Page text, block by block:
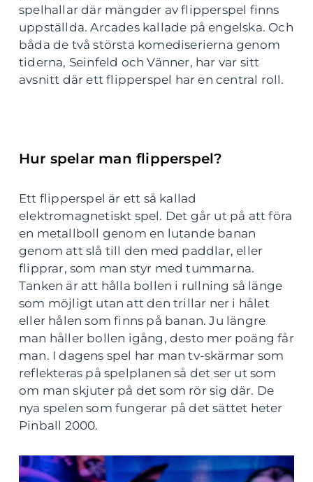
spelhallar där mängder av flipperspel finns
uppställda. Arcades kallade på engelska. Och
båda de två största komediserierna genom
tiderna, Seinfeld och Vänner, har var sitt
avsnitt där ett flipperspel har en central roll.
Hur spelar man flipperspel?
Ett flipperspel är ett så kallad
elektromagnetiskt spel. Det går ut på att föra
en metallboll genom en lutande banan
genom att slå till den med paddlar, eller
flipprar, som man styr med tummarna.
Tanken är att hålla bollen i rullning så länge
som möjligt utan att den trillar ner i hålet
eller hålen som finns på banan. Ju längre
man håller bollen igång, desto mer poäng får
man. I dagens spel har man tv-skärmar som
reflekteras på spelplanen så det ser ut som
om man skjuter på det som rör sig där. De
nya spelen som fungerar på det sättet heter
Pinball 2000.